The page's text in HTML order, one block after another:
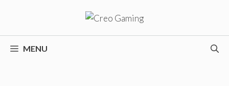
o
conteúdoMENU